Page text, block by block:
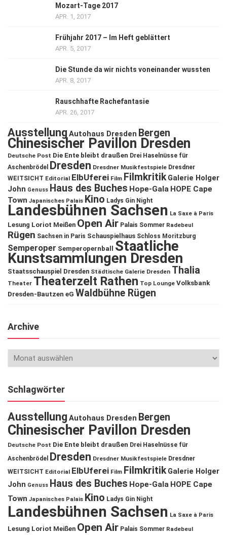
Mozart-Tage 2017
APR. 1, 2017
Frühjahr 2017 – Im Heft geblättert
APR. 5, 2017
Die Stunde da wir nichts voneinander wussten
APR. 8, 2017
Rauschhafte Rachefantasie
APR. 26, 2017
Ausstellung Autohaus Dresden Bergen
Chinesischer Pavillon Dresden
Deutsche Post Die Ente bleibt draußen Drei Haselnüsse für
Aschenbrödel
Dresden Dresdner Musikfestspiele Dresdner
WEITSICHT Editorial ElbUferei Film Filmkritik Galerie Holger
John Genuss Haus des Buches Hope-Gala HOPE Cape
Town Japanisches Palais Kino Ladys Gin Night
Landesbühnen Sachsen La Saxe à Paris
Lesung Loriot Meißen Open Air Palais Sommer Radebeul
Rügen Sachsen in Paris Schauspielhaus Schloss Moritzburg
Semperoper Semperopernball Staatliche
Kunstsammlungen Dresden
Staatsschauspiel Dresden Städtische Galerie Dresden Thalia
Theater Theaterzelt Rathen Top Lounge Volksbank
Dresden-Bautzen eG Waldbühne Rügen
Archive
Schlagwörter
Ausstellung Autohaus Dresden Bergen
Chinesischer Pavillon Dresden
Deutsche Post Die Ente bleibt draußen Drei Haselnüsse für
Aschenbrödel
Dresden Dresdner Musikfestspiele Dresdner
WEITSICHT Editorial ElbUferei Film Filmkritik Galerie Holger
John Genuss Haus des Buches Hope-Gala HOPE Cape
Town Japanisches Palais Kino Ladys Gin Night
Landesbühnen Sachsen La Saxe à Paris
Lesung Loriot Meißen Open Air Palais Sommer Radebeul